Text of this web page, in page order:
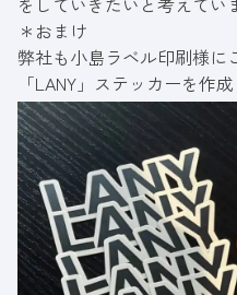
＊おまけ
弊社も小島ラベル印刷様に
「LANY」ステッカーを作